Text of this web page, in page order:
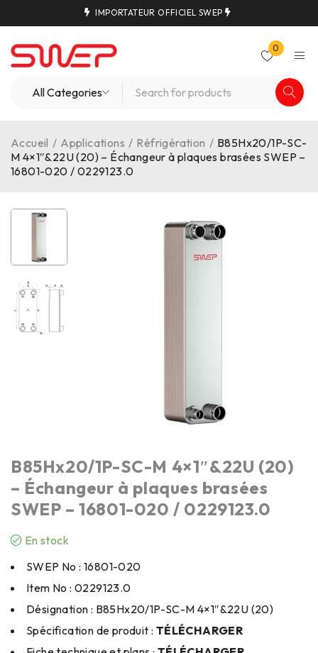
IMPORTATEUR OFFICIEL SWEP
0
Accueil / Applications / Réfrigération / B85Hx20/1P-SC-
M 4×1″&22U (20) – Échangeur à plaques brasées SWEP –
16801-020 / 0229123.0
B85Hx20/1P-SC-M 4×1″&22U (20)
– Échangeur à plaques brasées
SWEP – 16801-020 / 0229123.0
En stock
SWEP No : 16801-020
Item No : 0229123.0
Désignation : B85Hx20/1P-SC-M 4×1″&22U (20)
Spécification de produit : TÉLÉCHARGER